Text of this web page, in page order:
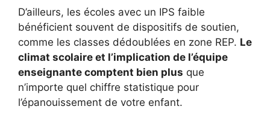
D’ailleurs, les écoles avec un IPS faible
bénéficient souvent de dispositifs de soutien,
comme les classes dédoublées en zone REP. Le
climat scolaire et l’implication de l’équipe
enseignante comptent bien plus que
n’importe quel chiffre statistique pour
l’épanouissement de votre enfant.